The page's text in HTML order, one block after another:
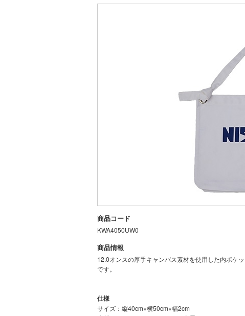
商品コード
KWA4050UW0
商品情報
12.0オンスの厚手キャンバス素材を使用した内ポケ
です。
仕様
サイズ：縦40cm×横50cm×幅2cm